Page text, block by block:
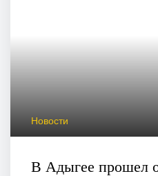
Новости
В Адыгее прошел